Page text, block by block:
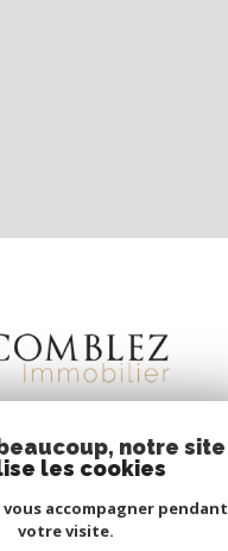
notre site
les cookies
accompagner pendant
votre visite.